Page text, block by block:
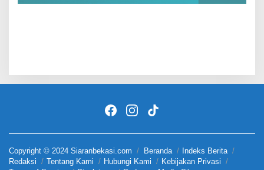
Copyright © 2024 Siaranbekasi.com Beranda
Indeks Berita
Redaksi
Tentang Kami Hubungi Kami
Kebijakan Privasi